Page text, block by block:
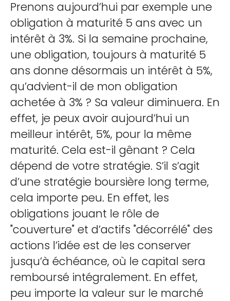
Prenons aujourd’hui par exemple une
obligation à maturité 5 ans avec un
intérêt à 3%. Si la semaine prochaine,
une obligation, toujours à maturité 5
ans donne désormais un intérêt à 5%,
qu’advient-il de mon obligation
achetée à 3% ? Sa valeur diminuera. En
effet, je peux avoir aujourd’hui un
meilleur intérêt, 5%, pour la même
maturité. Cela est-il gênant ? Cela
dépend de votre stratégie. S’il s’agit
d’une stratégie boursière long terme,
cela importe peu. En effet, les
obligations jouant le rôle de
"couverture" et d’actifs "décorrélé" des
actions l’idée est de les conserver
jusqu’à échéance, où le capital sera
remboursé intégralement. En effet,
peu importe la valeur sur le marché